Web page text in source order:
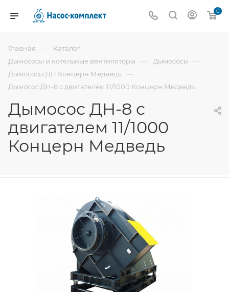
0
Главная — Каталог —
Дымососы и котельные вентиляторы — Дымососы —
Дымососы ДН Концерн Медведь —
Дымосос ДН-8 с двигателем 11/1000 Концерн Медведь
Дымосос ДН-8 с
двигателем 11/1000
Концерн Медведь